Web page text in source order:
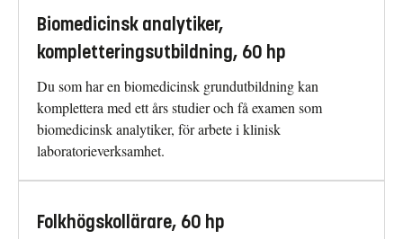
Biomedicinsk analytiker,
kompletteringsutbildning, 60 hp
Du som har en biomedicinsk grundutbildning kan
komplettera med ett års studier och få examen som
biomedicinsk analytiker, för arbete i klinisk
laboratorieverksamhet.
Folkhögskollärare, 60 hp